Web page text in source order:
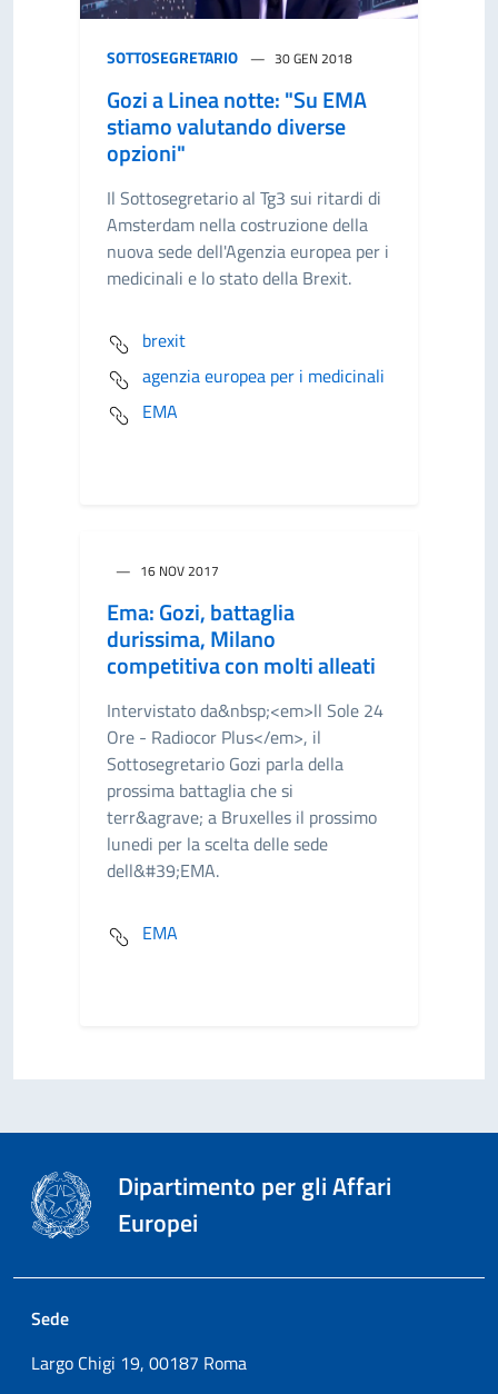
SOTTOSEGRETARIO 30 GEN 2018
Gozi a Linea notte: "Su EMA
stiamo valutando diverse
opzioni"
Il Sottosegretario al Tg3 sui ritardi di
Amsterdam nella costruzione della
nuova sede dell'Agenzia europea per i
medicinali e lo stato della Brexit.
brexit
agenzia europea per i medicinali
EMA
16 NOV 2017
Ema: Gozi, battaglia
durissima, Milano
competitiva con molti alleati
Intervistato da&nbsp;<em>ll Sole 24
Ore - Radiocor Plus</em>, il
Sottosegretario Gozi parla della
prossima battaglia che si
terr&agrave; a Bruxelles il prossimo
lunedi per la scelta delle sede
dell&#39;EMA.
EMA
Dipartimento per gli Affari
Europei
Sede
Largo Chigi 19, 00187 Roma